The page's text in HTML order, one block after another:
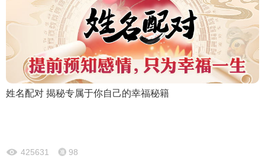
姓名配对 揭秘专属于你自己的幸福秘籍
425631 98